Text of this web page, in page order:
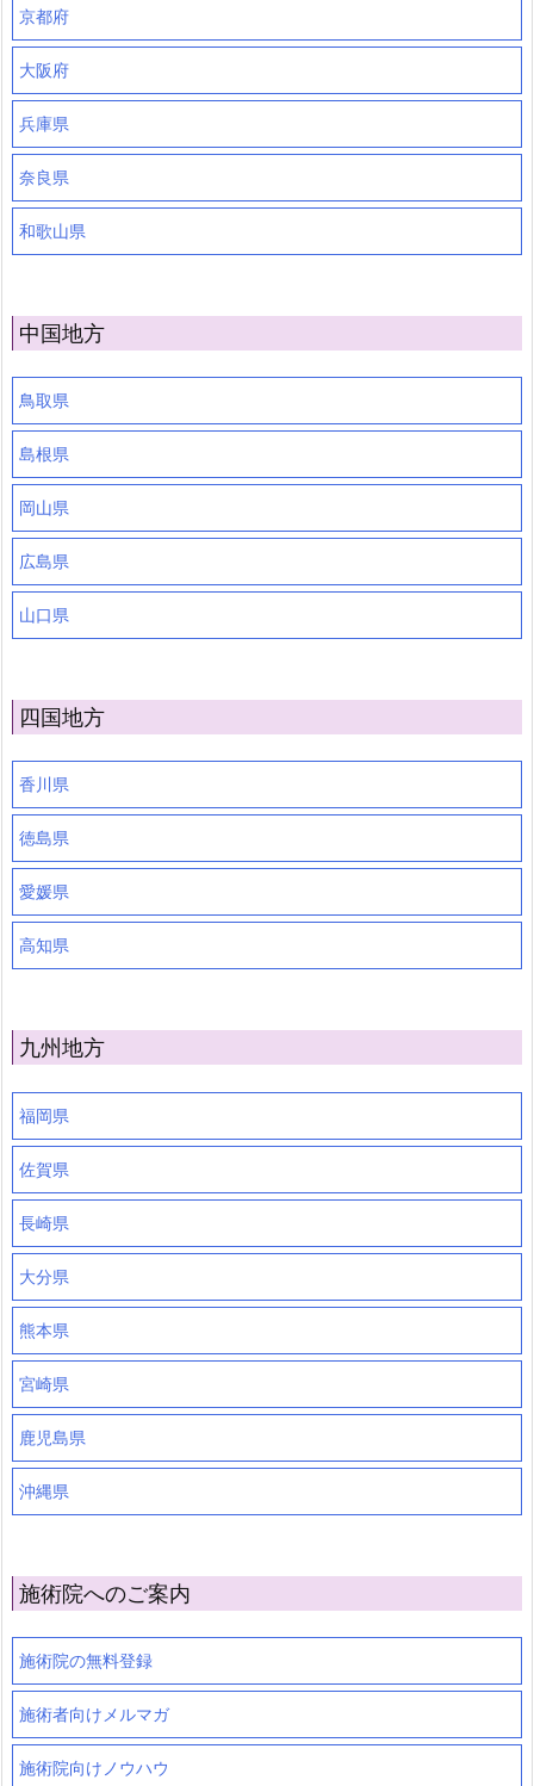
京都府
大阪府
兵庫県
奈良県
和歌山県
中国地方
鳥取県
島根県
岡山県
広島県
山口県
四国地方
香川県
徳島県
愛媛県
高知県
九州地方
福岡県
佐賀県
長崎県
大分県
熊本県
宮崎県
鹿児島県
沖縄県
施術院へのご案内
施術院の無料登録
施術者向けメルマガ
施術院向けノウハウ